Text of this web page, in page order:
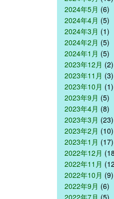
2024年5月 (6)
2024年4月 (5)
2024年3月 (1)
2024年2月 (5)
2024年1月 (5)
2023年12月 (2)
2023年11月 (3)
2023年10月 (1)
2023年9月 (5)
2023年4月 (8)
2023年3月 (23)
2023年2月 (10)
2023年1月 (17)
2022年12月
2022年11月
2022年10月 (9)
2022年9月 (6)
2022年7月 (5)